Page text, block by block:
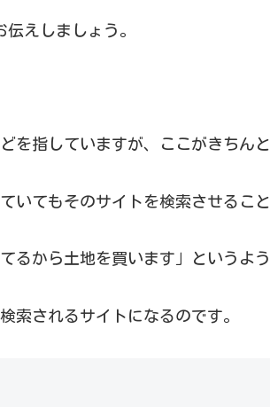
えしましょう。
を指していますが、ここがきちん
いてもそのサイトを検索させるこ
るから土地を買います」というよ
索されるサイトになるのです。